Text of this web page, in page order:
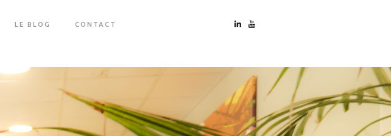
LE BLOG CONTACT